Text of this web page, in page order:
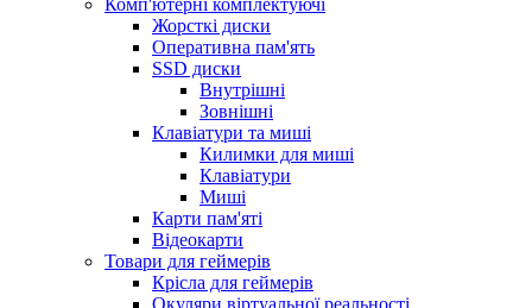
Комп'ютерні комплектуючі
Жорсткі диски
Оперативна пам'ять
SSD диски
Внутрішні
Зовнішні
Клавіатури та миші
Килимки для миші
Клавіатури
Миші
Карти пам'яті
Відеокарти
Товари для геймерів
Крісла для геймерів
Окуляри віртуальної реальності